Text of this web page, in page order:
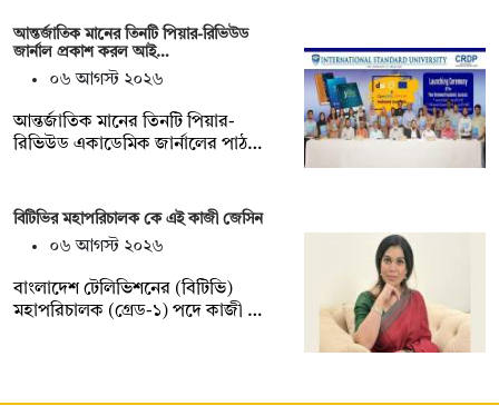
আন্তর্জাতিক মানের তিনটি পিয়ার-রিভিউড
জার্নাল প্রকাশ করল আই…
০৬ আগস্ট ২০২৬
আন্তর্জাতিক মানের তিনটি পিয়ার-
রিভিউড একাডেমিক জার্নালের পাঠ…
বিটিভির মহাপরিচালক কে এই কাজী জেসিন
০৬ আগস্ট ২০২৬
বাংলাদেশ টেলিভিশনের (বিটিভি)
মহাপরিচালক (গ্রেড-১) পদে কাজী …